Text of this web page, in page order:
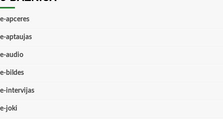
e-apceres
e-aptaujas
e-audio
e-bildes
e-intervijas
e-joki